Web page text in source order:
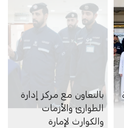
بالتعاون مع مركز إدارة
الطوارئ والأزمات
والكوارث لإمارة